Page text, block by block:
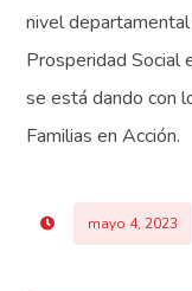
nivel
Prosperidad Social
se está dando con
Familias en Acción.
mayo 4, 2023